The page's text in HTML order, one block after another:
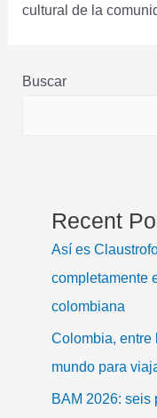
cultural de la
Buscar
Recent
Así es
completamente
colombiana
Colombia, entre
mundo para
BAM 2026: seis